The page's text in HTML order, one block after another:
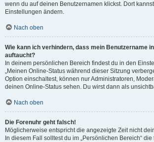
wenn du auf deinen Benutzernamen klickst. Dort
Einstellungen ändern.
Nach oben
Wie kann ich verhindern, dass mein Benutzername
auftaucht?
In deinem persönlichen Bereich findest du in den
„Meinen Online-Status während dieser Sitzung
Option einschaltest, können nur Administratoren,
deinen Online-Status sehen. Du wirst dann als
Nach oben
Die Forenuhr geht falsch!
Möglicherweise entspricht die angezeigte Zeit nicht
In diesem Fall solltest du im „Persönlichen Bereich“